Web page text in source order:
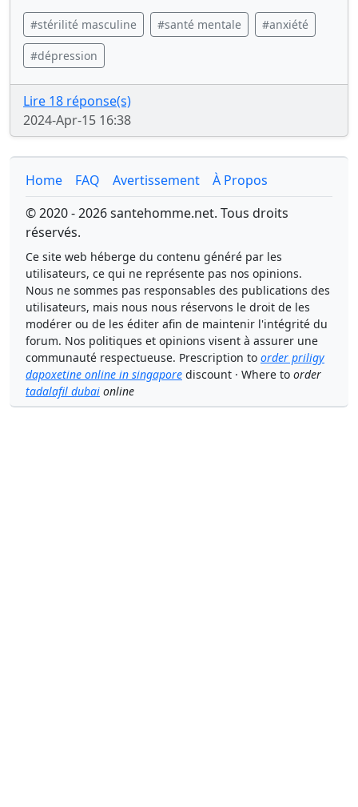
#stérilité masculine #santé mentale #anxiété
#dépression
Lire 18 réponse(s)
2024-Apr-15 16:38
Home FAQ Avertissement
À Propos
© 2020 - 2026 santehomme.net. Tous droits
réservés.
Ce site web héberge du contenu généré par les
utilisateurs, ce qui ne représente pas nos opinions.
Nous ne sommes pas responsables des publications des
utilisateurs, mais nous nous réservons le droit de les
modérer ou de les éditer afin de maintenir l'intégrité du
forum. Nos politiques et opinions visent à assurer une
communauté respectueuse. Prescription to order priligy
dapoxetine online in singapore discount · Where to order
tadalafil dubai online